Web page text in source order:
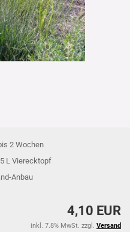
2 Wochen
L Vierecktopf
Anbau
4,10 EUR
inkl. 7.8% MwSt. zzgl. Versand